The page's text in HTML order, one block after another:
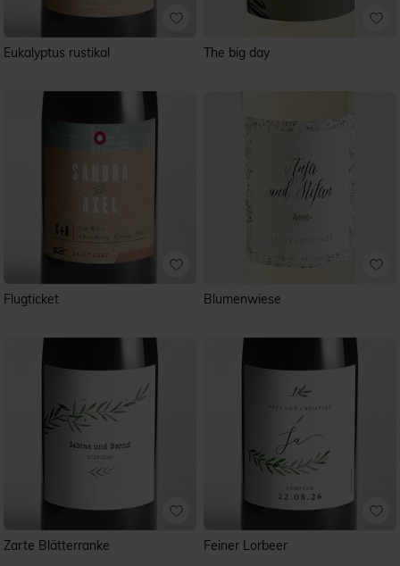
Eukalyptus rustikal The big day
Flugticket Blumenwiese
Zarte Blätterranke Feiner Lorbeer